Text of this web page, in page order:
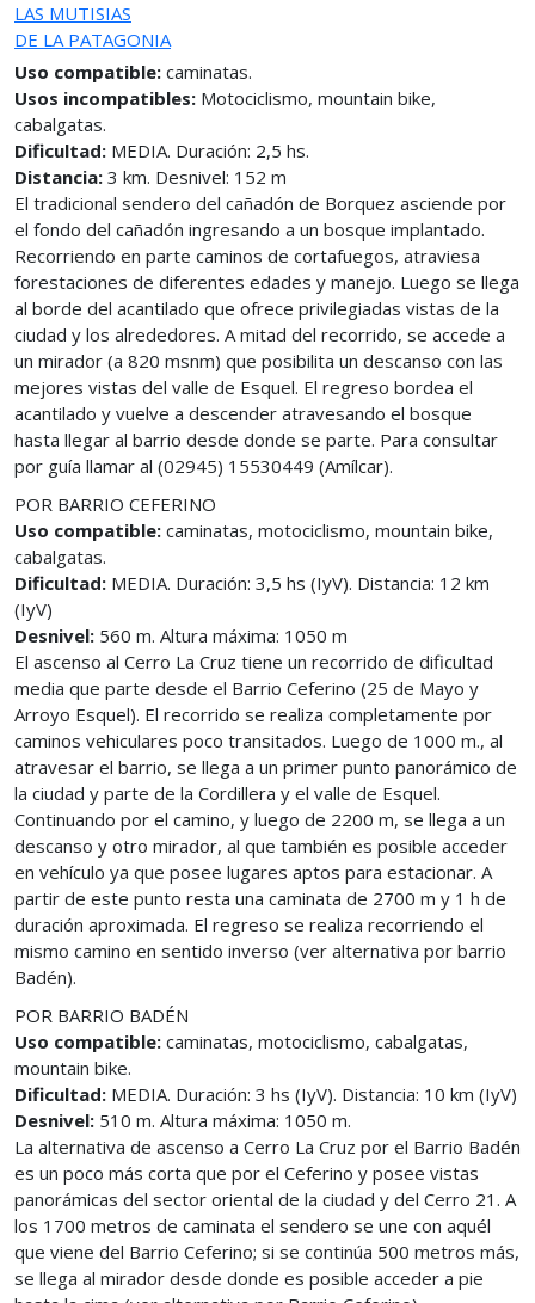
LAS MUTISIAS
DE LA PATAGONIA
Uso compatible: caminatas.
Usos incompatibles: Motociclismo, mountain bike,
cabalgatas.
Dificultad: MEDIA. Duración: 2,5 hs.
Distancia: 3 km. Desnivel: 152 m
El tradicional sendero del cañadón de Borquez asciende por
el fondo del cañadón ingresando a un bosque implantado.
Recorriendo en parte caminos de cortafuegos, atraviesa
forestaciones de diferentes edades y manejo. Luego se llega
al borde del acantilado que ofrece privilegiadas vistas de la
ciudad y los alrededores. A mitad del recorrido, se accede a
un mirador (a 820 msnm) que posibilita un descanso con las
mejores vistas del valle de Esquel. El regreso bordea el
acantilado y vuelve a descender atravesando el bosque
hasta llegar al barrio desde donde se parte. Para consultar
por guía llamar al (02945) 15530449 (Amílcar).
POR BARRIO CEFERINO
Uso compatible: caminatas, motociclismo, mountain bike,
cabalgatas.
Dificultad: MEDIA. Duración: 3,5 hs (IyV). Distancia: 12 km
(IyV)
Desnivel: 560 m. Altura máxima: 1050 m
El ascenso al Cerro La Cruz tiene un recorrido de dificultad
media que parte desde el Barrio Ceferino (25 de Mayo y
Arroyo Esquel). El recorrido se realiza completamente por
caminos vehiculares poco transitados. Luego de 1000 m., al
atravesar el barrio, se llega a un primer punto panorámico de
la ciudad y parte de la Cordillera y el valle de Esquel.
Continuando por el camino, y luego de 2200 m, se llega a un
descanso y otro mirador, al que también es posible acceder
en vehículo ya que posee lugares aptos para estacionar. A
partir de este punto resta una caminata de 2700 m y 1 h de
duración aproximada. El regreso se realiza recorriendo el
mismo camino en sentido inverso (ver alternativa por barrio
Badén).
POR BARRIO BADÉN
Uso compatible: caminatas, motociclismo, cabalgatas,
mountain bike.
Dificultad: MEDIA. Duración: 3 hs (IyV). Distancia: 10 km (IyV)
Desnivel: 510 m. Altura máxima: 1050 m.
La alternativa de ascenso a Cerro La Cruz por el Barrio Badén
es un poco más corta que por el Ceferino y posee vistas
panorámicas del sector oriental de la ciudad y del Cerro 21. A
los 1700 metros de caminata el sendero se une con aquél
que viene del Barrio Ceferino; si se continúa 500 metros más,
se llega al mirador desde donde es posible acceder a pie